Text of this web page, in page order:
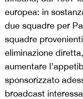
europea: in
due squadre per
squadre
eliminazione
aumentare
sponsorizzato
broadcast